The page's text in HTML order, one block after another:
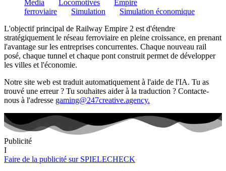
Media
Locomotives
Empire
ferroviaire
Simulation
Simulation économique
L'objectif principal de Railway Empire 2 est d'étendre
stratégiquement le réseau ferroviaire en pleine croissance, en prenant
l'avantage sur les entreprises concurrentes. Chaque nouveau rail
posé, chaque tunnel et chaque pont construit permet de développer
les villes et l'économie.
Notre site web est traduit automatiquement à l'aide de l'IA. Tu as
trouvé une erreur ? Tu souhaites aider à la traduction ? Contacte-
nous à l'adresse gaming@247creative.agency.
Publicité
I
Faire de la publicité sur SPIELECHECK